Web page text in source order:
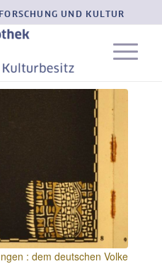
UND KULTUR
: dem deutschen Volke